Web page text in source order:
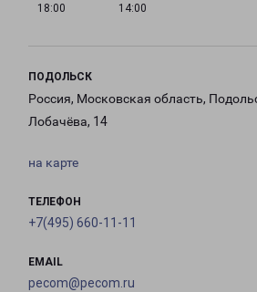
18:00
14:00
ПОДОЛЬСК
Россия, Московская область,
Лобачёва, 14
на карте
ТЕЛЕФОН
+7(495) 660-11-11
EMAIL
pecom@pecom.ru